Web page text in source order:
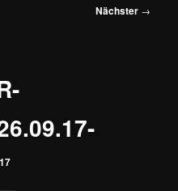
Nächster →